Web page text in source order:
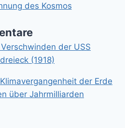
des Kosmos
der USS
(1918)
Klimavergangenheit der Erde
über Jahrmilliarden